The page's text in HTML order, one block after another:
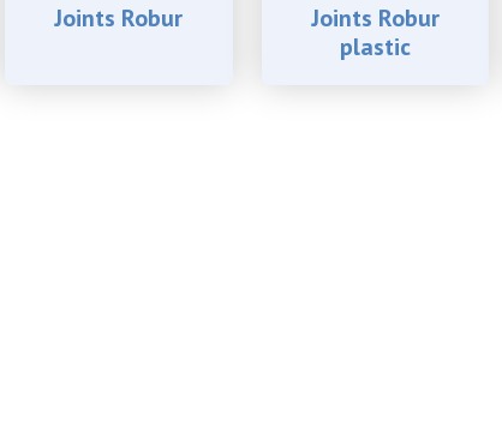
Joints Robur
Joints Robur
plastic